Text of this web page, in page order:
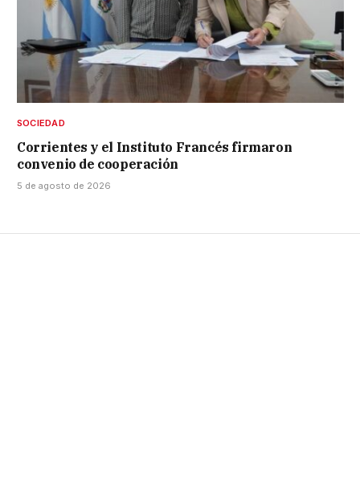
SOCIEDAD
Corrientes y el Instituto Francés firmaron
convenio de cooperación
5 de agosto de 2026